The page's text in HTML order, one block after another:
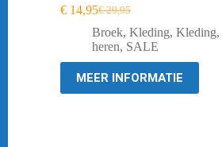
€29,95
Oorspronkelijke
prijs
was:
€ 29,95.
€ 14,95Huidige
prijs
is:
€ 14,95.
Broek, Kleding, Kleding,
heren, SALE
MEER INFORMATIE